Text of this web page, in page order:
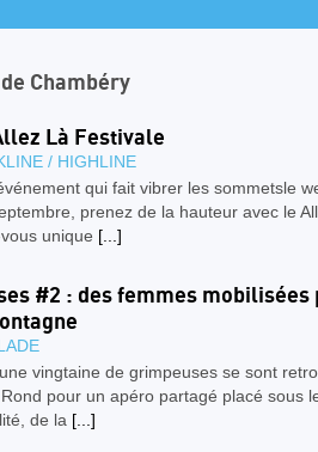
Chambéry
Là Festivale
/ HIGHLINE
qui fait vibrer les sommetsle
prenez de la hauteur avec le
unique [...]
#2 : des femmes mobilisées
vingtaine de grimpeuses se sont
pour un apéro partagé placé sous
de la [...]